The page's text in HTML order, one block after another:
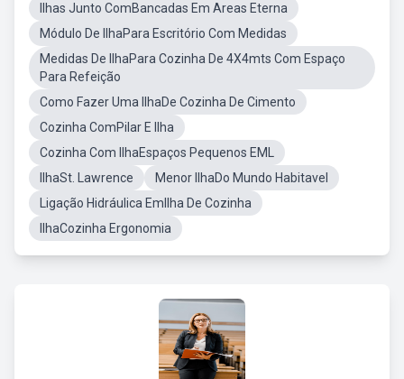
Ilhas Junto ComBancadas Em Areas Eterna
Módulo De IlhaPara Escritório Com Medidas
Medidas De IlhaPara Cozinha De 4X4mts Com Espaço
Para Refeição
Como Fazer Uma IlhaDe Cozinha De Cimento
Cozinha ComPilar E Ilha
Cozinha Com IlhaEspaços Pequenos EML
IlhaSt. Lawrence
Menor IlhaDo Mundo Habitavel
Ligação Hidráulica EmIlha De Cozinha
IlhaCozinha Ergonomia